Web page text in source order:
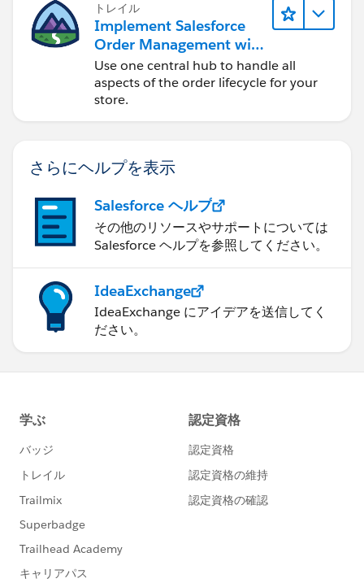
トレイル
Implement Salesforce
Order Management with
a B2B, B2C, or B2B2C
Commerce Store
Use one central hub to handle all
aspects of the order lifecycle for your
store.
さらにヘルプを表示
Salesforce ヘルプ
その他のリソースやサポートについては
Salesforce ヘルプを参照してください。
IdeaExchange
IdeaExchange にアイデアを送信してく
ださい。